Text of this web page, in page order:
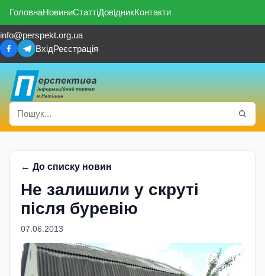
ГоловнаНовиниСтаттіДовідникКонтакти
info@perspekt.org.ua
ВхідРеєстрація
← До списку новин
Не залишили у скруті
після буревію
07.06.2013